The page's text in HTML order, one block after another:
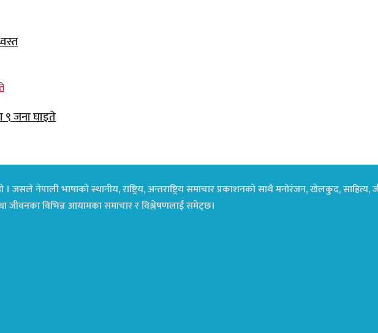
९ जना घाइते
जसले नेपाली भाषाको स्थानीय, राष्ट्रिय, अन्तराष्ट्रिय समाचार प्रकाशनको साथै मनोरंजन, खेलकुद,
जीवनका विभिन्न आयामका समाचार र विश्लेषणलाई समेट्छ।